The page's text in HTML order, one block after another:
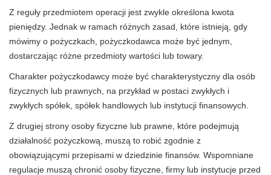
Z reguły przedmiotem operacji jest zwykle określona kwota
pieniędzy. Jednak w ramach różnych zasad, które istnieją, gdy
mówimy o pożyczkach, pożyczkodawca może być jednym,
dostarczając różne przedmioty wartości lub towary.
Charakter pożyczkodawcy może być charakterystyczny dla osób
fizycznych lub prawnych, na przykład w postaci zwykłych i
zwykłych spółek, spółek handlowych lub instytucji finansowych.
Z drugiej strony osoby fizyczne lub prawne, które podejmują
działalność pożyczkową, muszą to robić zgodnie z
obowiązującymi przepisami w dziedzinie finansów. Wspomniane
regulacje muszą chronić osoby fizyczne, firmy lub instytucje przed